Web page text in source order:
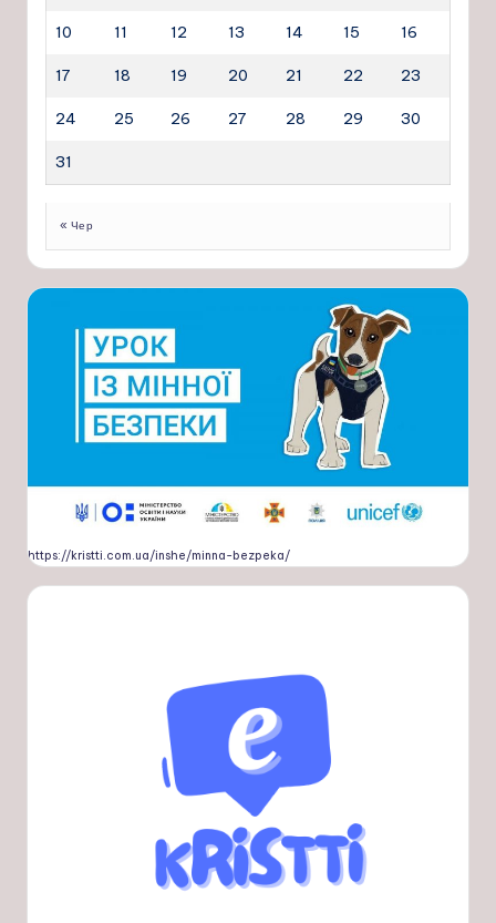
10 11 12 13 14 15 16
17 18 19 20 21 22 23
24 25 26 27 28 29 30
31
« Чер
https://kristti.com.ua/inshe/minna-bezpeka/